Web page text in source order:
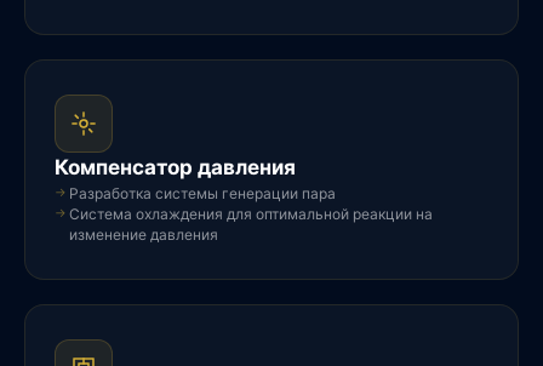
Компенсатор давления
Разработка системы генерации пара
Система охлаждения для оптимальной реакции на
изменение давления